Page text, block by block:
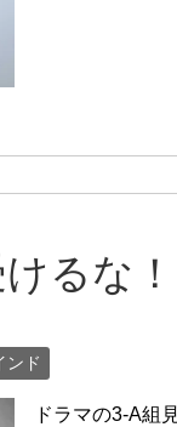
るな！
ンド
ドラマの3-A組